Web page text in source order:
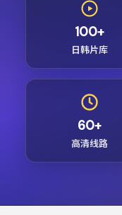
100+
日韩片库
60+
高清线路